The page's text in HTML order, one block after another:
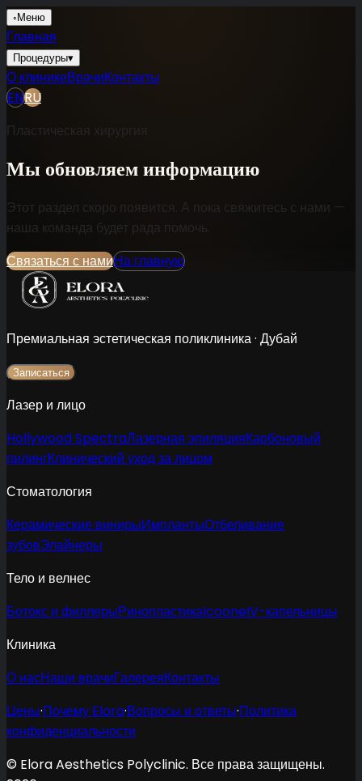
◦ Меню
Главная
Процедуры▾
О клиникеВрачиКонтакты
ENRU
Пластическая хирургия
Мы обновляем информацию
Этот раздел скоро появится. А пока свяжитесь с нами —
наша команда будет рада помочь.
Связаться с намиНа главную
Премиальная эстетическая поликлиника · Дубай
Записаться
Лазер и лицо
Hollywood SpectraЛазерная эпиляцияКарбоновый
пилингКлинический уход за лицом
Стоматология
Керамические винирыИмплантыОтбеливание
зубовЭлайнеры
Тело и велнес
Ботокс и филлерыРинопластикаIcooneIV-капельницы
Клиника
О насНаши врачиГалереяКонтакты
Цены·Почему Elora·Вопросы и ответы·Политика
конфиденциальности
© Elora Aesthetics Polyclinic. Все права защищены.